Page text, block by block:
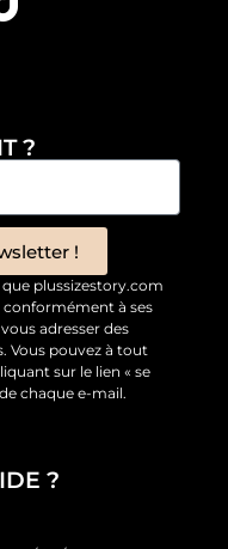
?
!
plussizestory.com
conformément à ses
adresser des
Vous pouvez à tout
sur le lien « se
chaque e-mail.
?